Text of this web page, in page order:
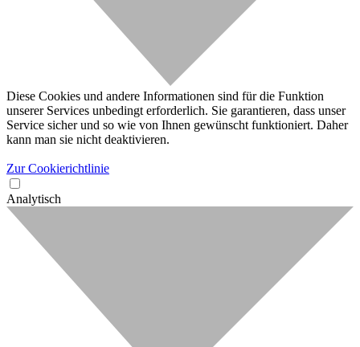
Diese Cookies und andere Informationen sind für die Funktion
unserer Services unbedingt erforderlich. Sie garantieren, dass unser
Service sicher und so wie von Ihnen gewünscht funktioniert. Daher
kann man sie nicht deaktivieren.
Zur Cookierichtlinie
Analytisch